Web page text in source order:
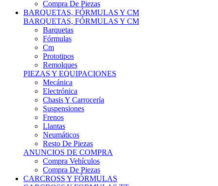
Compra De Piezas
BARQUETAS, FÓRMULAS Y CM
BARQUETAS, FÓRMULAS Y CM
Barquetas
Fórmulas
Cm
Prototipos
Remolques
PIEZAS Y EQUIPACIONES
Mecánica
Electrónica
Chasis Y Carrocería
Suspensiones
Frenos
Llantas
Neumáticos
Resto De Piezas
ANUNCIOS DE COMPRA
Compra Vehículos
Compra De Piezas
CARCROSS Y FÓRMULAS